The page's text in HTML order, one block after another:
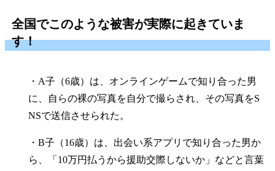
全国でこのような被害が実際に起きていま
す！
・A子（6歳）は、オンラインゲームで知り合った男
に、自らの裸の写真を自分で撮らされ、その写真をS
NSで送信させられた。
・B子（16歳）は、出会い系アプリで知り合った男か
ら、「10万円払うから援助交際しないか」などと言葉